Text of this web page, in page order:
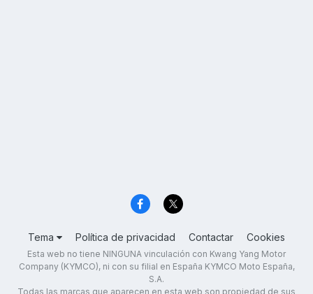
Tema Política de privacidad Contactar Cookies
Esta web no tiene NINGUNA vinculación con Kwang Yang Motor
Company (KYMCO), ni con su filial en España KYMCO Moto España,
S.A.
Todas las marcas que aparecen en esta web son propiedad de sus